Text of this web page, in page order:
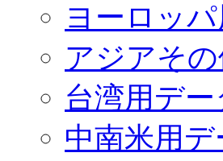
ヨーロッ
アジアそ
台湾用デー
中南米用デ